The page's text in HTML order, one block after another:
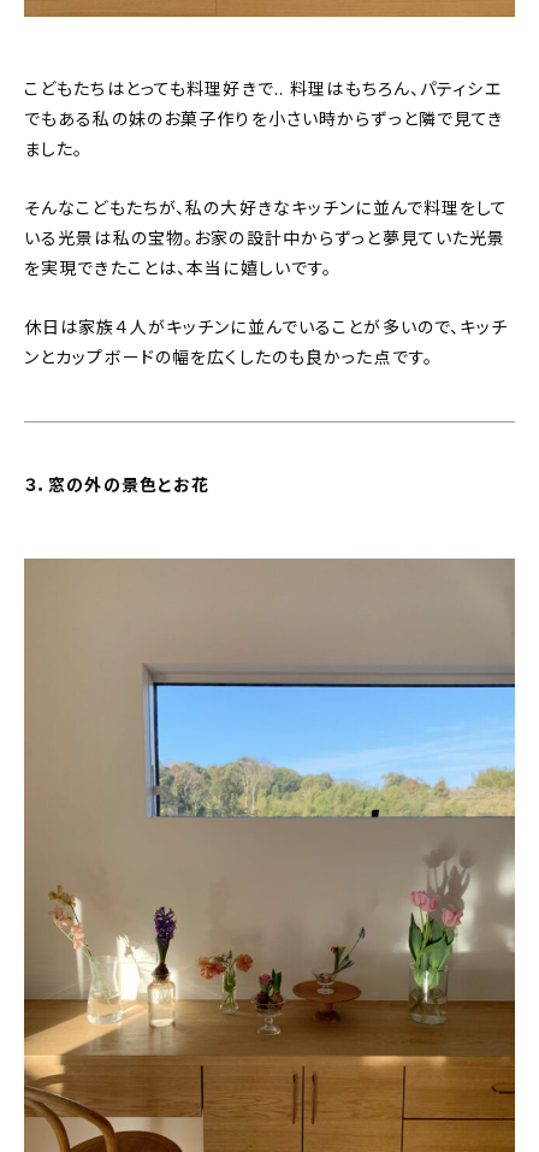
こどもたちはとっても料理好きで.. 料理はもちろん、パティシエ
でもある私の妹のお菓子作りを小さい時からずっと隣で見てき
ました。
そんなこどもたちが、私の大好きなキッチンに並んで料理をして
いる光景は私の宝物。お家の設計中からずっと夢見ていた光景
を実現できたことは、本当に嬉しいです。
休日は家族４人がキッチンに並んでいることが多いので、キッチ
ンとカップボードの幅を広くしたのも良かった点です。
３．窓の外の景色とお花